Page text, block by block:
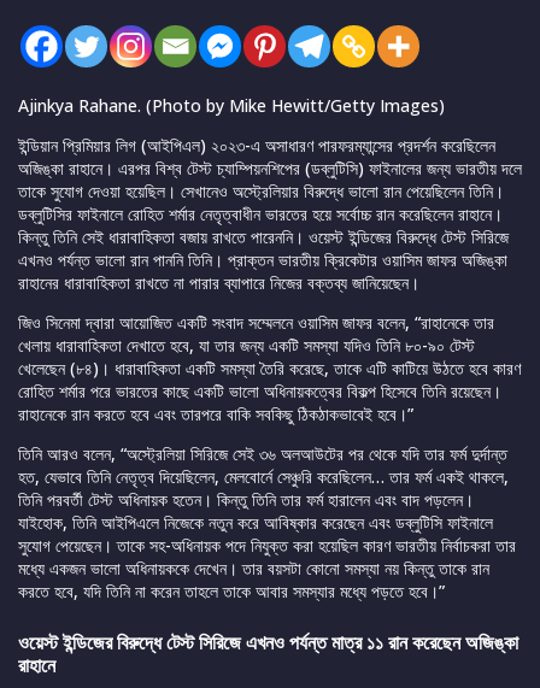
Ajinkya Rahane. (Photo by Mike Hewitt/Getty Images)
ইন্ডিয়ান প্রিমিয়ার লিগ (আইপিএল) ২০২৩-এ অসাধারণ পারফরম্যান্সের প্রদর্শন করেছিলেন
অজিঙ্কা রাহানে। এরপর বিশ্ব টেস্ট চ্যাম্পিয়নশিপের (ডব্লুটিসি) ফাইনালের জন্য ভারতীয় দলে
তাকে সুযোগ দেওয়া হয়েছিল। সেখানেও অস্ট্রেলিয়ার বিরুদ্ধে ভালো রান পেয়েছিলেন তিনি।
ডব্লুটিসির ফাইনালে রোহিত শর্মার নেতৃত্বাধীন ভারতের হয়ে সর্বোচ্চ রান করেছিলেন রাহানে।
কিন্তু তিনি সেই ধারাবাহিকতা বজায় রাখতে পারেননি। ওয়েস্ট ইন্ডিজের বিরুদ্ধে টেস্ট সিরিজে
এখনও পর্যন্ত ভালো রান পাননি তিনি। প্রাক্তন ভারতীয় ক্রিকেটার ওয়াসিম জাফর অজিঙ্কা
রাহানের ধারাবাহিকতা রাখতে না পারার ব্যাপারে নিজের বক্তব্য জানিয়েছেন।
জিও সিনেমা দ্বারা আয়োজিত একটি সংবাদ সম্মেলনে ওয়াসিম জাফর বলেন, “রাহানেকে তার
খেলায় ধারাবাহিকতা দেখাতে হবে, যা তার জন্য একটি সমস্যা যদিও তিনি ৮০-৯০ টেস্ট
খেলেছেন (৮৪)। ধারাবাহিকতা একটি সমস্যা তৈরি করেছে, তাকে এটি কাটিয়ে উঠতে হবে কারণ
রোহিত শর্মার পরে ভারতের কাছে একটি ভালো অধিনায়কত্বের বিকল্প হিসেবে তিনি রয়েছেন।
রাহানেকে রান করতে হবে এবং তারপরে বাকি সবকিছু ঠিকঠাকভাবেই হবে।”
তিনি আরও বলেন, “অস্ট্রেলিয়া সিরিজে সেই ৩৬ অলআউটের পর থেকে যদি তার ফর্ম দুর্দান্ত
হত, যেভাবে তিনি নেতৃত্ব দিয়েছিলেন, মেলবোর্নে সেঞ্চুরি করেছিলেন… তার ফর্ম একই থাকলে,
তিনি পরবর্তী টেস্ট অধিনায়ক হতেন। কিন্তু তিনি তার ফর্ম হারালেন এবং বাদ পড়লেন।
যাইহোক, তিনি আইপিএলে নিজেকে নতুন করে আবিষ্কার করেছেন এবং ডব্লুটিসি ফাইনালে
সুযোগ পেয়েছেন। তাকে সহ-অধিনায়ক পদে নিযুক্ত করা হয়েছিল কারণ ভারতীয় নির্বাচকরা তার
মধ্যে একজন ভালো অধিনায়ককে দেখেন। তার বয়সটা কোনো সমস্যা নয় কিন্তু তাকে রান
করতে হবে, যদি তিনি না করেন তাহলে তাকে আবার সমস্যার মধ্যে পড়তে হবে।”
ওয়েস্ট ইন্ডিজের বিরুদ্ধে টেস্ট সিরিজে এখনও পর্যন্ত মাত্র ১১ রান করেছেন অজিঙ্কা
রাহানে